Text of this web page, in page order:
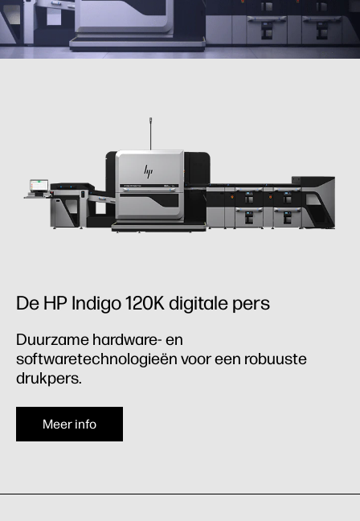
De HP Indigo 120K digitale pers
Duurzame hardware- en
softwaretechnologieën voor een robuuste
drukpers.
Meer info